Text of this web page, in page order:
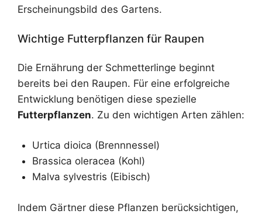
Erscheinungsbild des Gartens.
Wichtige Futterpflanzen für Raupen
Die Ernährung der Schmetterlinge beginnt
bereits bei den Raupen. Für eine erfolgreiche
Entwicklung benötigen diese spezielle
Futterpflanzen. Zu den wichtigen Arten zählen:
Urtica dioica (Brennnessel)
Brassica oleracea (Kohl)
Malva sylvestris (Eibisch)
Indem Gärtner diese Pflanzen berücksichtigen,